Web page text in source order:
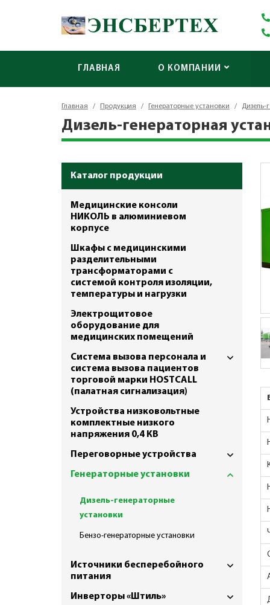
ГЛАВНАЯ О КОМПАНИИ
Главная / Продукция / Генераторные установки / Дизель-
Дизель-генераторная
Каталог продукции
Медицинские консоли
НИКОЛЬ в алюминиевом
корпусе
Шкафы с медицинскими
разделительными
трансформаторами с
системой контроля изоляции,
температуры и нагрузки
Электрощитовое
оборудование для
медицинских помещений
Система вызова персонала и
система вызова пациентов
торговой марки HOSTCALL
(палатная сигнализация)
Устройства низковольтные
комплектные низкого
напряжения 0,4 КВ
Переговорные устройства
Генераторные установки
Дизель-генераторные
установки
Бензо-генераторные установки
Источники бесперебойного
питания
Инверторы «Штиль»